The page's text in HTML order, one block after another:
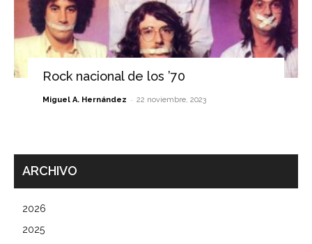
Rock nacional de los ’70
Miguel A. Hernández - 22 noviembre, 2023
ARCHIVO
2026
2025